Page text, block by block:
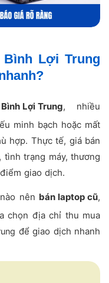
Lợi Trung
Lợi Trung, nhiều
minh bạch hoặc mất
hợp. Thực tế, giá bán
trạng máy, thương
giao dịch.
nên bán laptop cũ,
chọn địa chỉ thu mua
để giao dịch nhanh